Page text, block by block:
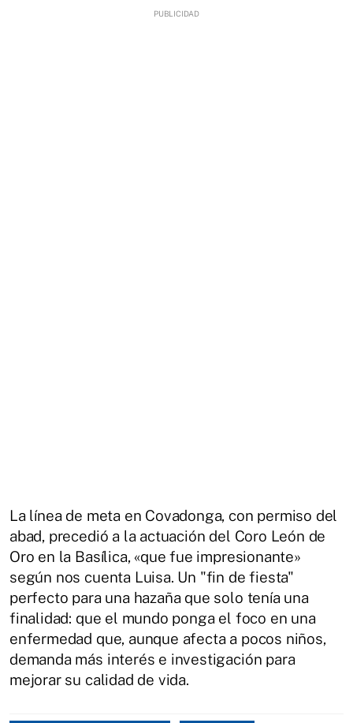
La línea de meta en Covadonga, con permiso del
abad, precedió a la actuación del Coro León de
Oro en la Basílica, «que fue impresionante»
según nos cuenta Luisa. Un "fin de fiesta"
perfecto para una hazaña que solo tenía una
finalidad: que el mundo ponga el foco en una
enfermedad que, aunque afecta a pocos niños,
demanda más interés e investigación para
mejorar su calidad de vida.